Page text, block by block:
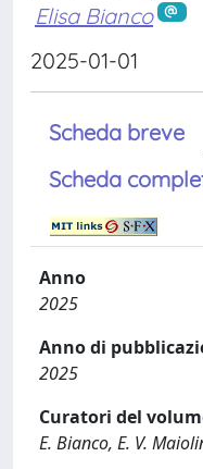
Elisa Bianco
2025-01-01
Scheda breve
Scheda
Anno
2025
Anno di
2025
Curatori del
E. Bianco, E. V.